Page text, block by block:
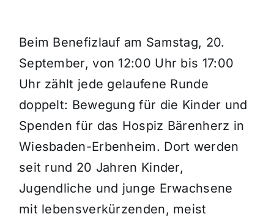
Beim Benefizlauf am Samstag, 20.
September, von 12:00 Uhr bis 17:00
Uhr zählt jede gelaufene Runde
doppelt: Bewegung für die Kinder und
Spenden für das Hospiz Bärenherz in
Wiesbaden-Erbenheim. Dort werden
seit rund 20 Jahren Kinder,
Jugendliche und junge Erwachsene
mit lebensverkürzenden, meist